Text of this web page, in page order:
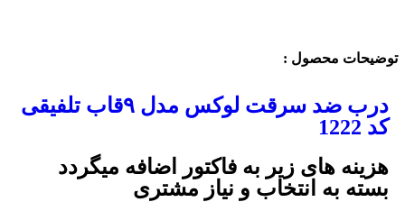
توضیحات محصول :
درب ضد سرقت لوکس مدل ۹قاب تلفیقی
کد 1222
هزینه های زیر به فاکتور اضافه میگردد
بسته به انتخاب و نیاز مشتری